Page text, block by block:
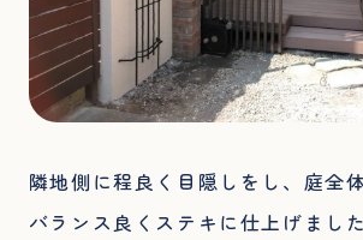
隣地側に程良く目隠しをし、庭全
バランス良くステキに仕上げました